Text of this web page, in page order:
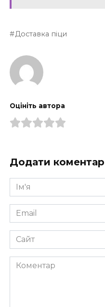
Доставка піци
Оцініть автора
Додати коментар
Ім'я
*
Email
*
Сайт
Коментар